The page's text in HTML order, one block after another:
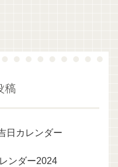
稿
カレンダー
ンダー2024